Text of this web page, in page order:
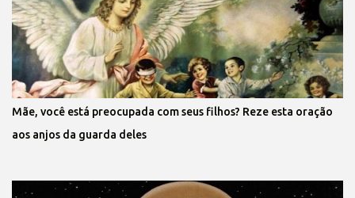
Mãe, você está preocupada com seus filhos? Reze esta oração
aos anjos da guarda deles